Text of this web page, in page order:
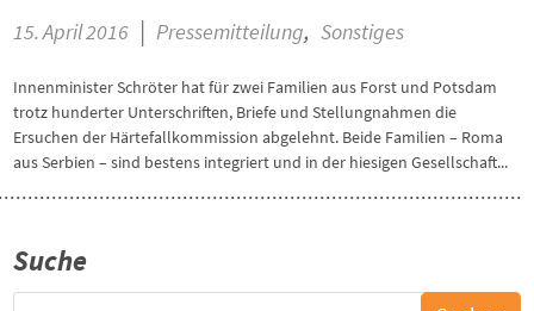
15. April 2016 | Pressemitteilung, Sonstiges
Innenminister Schröter hat für zwei Familien aus Forst und Potsdam
trotz hunderter Unterschriften, Briefe und Stellungnahmen die
Ersuchen der Härtefallkommission abgelehnt. Beide Familien – Roma
aus Serbien – sind bestens integriert und in der hiesigen Gesellschaft...
Suche